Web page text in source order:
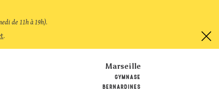
de 11h à 19h).
.
Marseille
GYMNASE
BERNARDINES